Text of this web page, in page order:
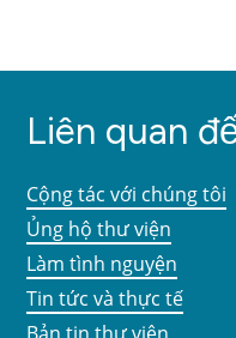
Liên quan
Cộng tác với chúng tôi
Ủng hộ thư viện
Làm tình nguyện
Tin tức và thực tế